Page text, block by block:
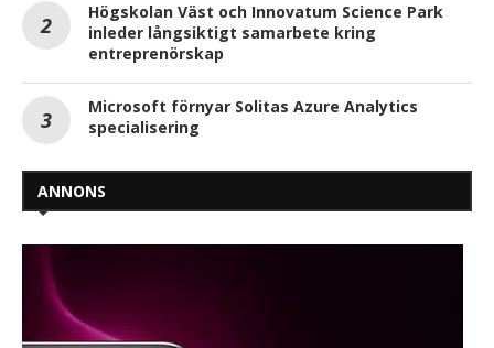
Högskolan Väst och Innovatum Science Park
inleder långsiktigt samarbete kring
entreprenörskap
Microsoft förnyar Solitas Azure Analytics
specialisering
ANNONS